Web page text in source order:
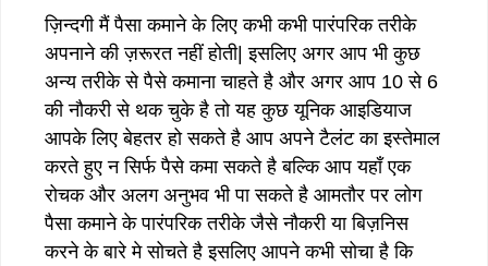
ज़िन्दगी मैं पैसा कमाने के लिए कभी कभी पारंपरिक तरीके
अपनाने की ज़रूरत नहीं होती| इसलिए अगर आप भी कुछ
अन्य तरीके से पैसे कमाना चाहते है और अगर आप 10 से 6
की नौकरी से थक चुके है तो यह कुछ यूनिक आइडियाज
आपके लिए बेहतर हो सकते है आप अपने टैलंट का इस्तेमाल
करते हुए न सिर्फ पैसे कमा सकते है बल्कि आप यहाँ एक
रोचक और अलग अनुभव भी पा सकते है आमतौर पर लोग
पैसा कमाने के पारंपरिक तरीके जैसे नौकरी या बिज़निस
करने के बारे मे सोचते है इसलिए आपने कभी सोचा है कि